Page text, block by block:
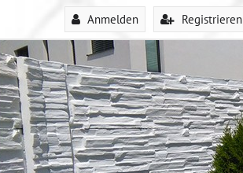
Anmelden Registrieren